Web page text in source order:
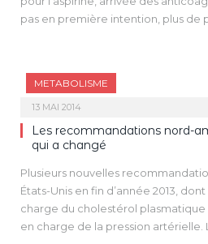
pas en première intention, plus de
METABOLISME
13 MAI 2014
Les recommandations nord-
qui a changé
Plusieurs nouvelles
États-Unis en fin d’année 2013,
charge du cholestérol
en charge de la pression artérielle.